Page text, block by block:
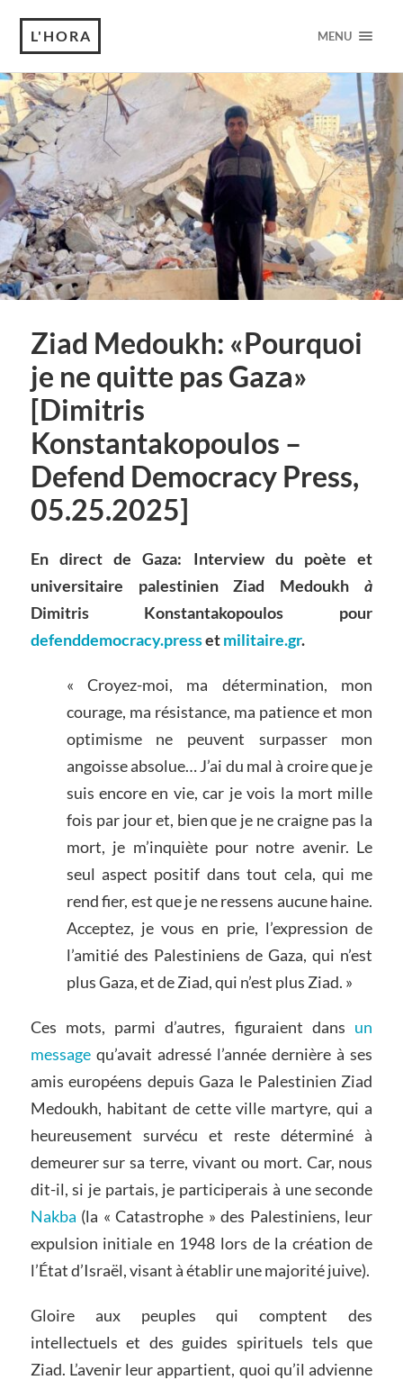
L'HORA MENU
Ziad Medoukh: «Pourquoi
je ne quitte pas Gaza»
[Dimitris
Konstantakopoulos –
Defend Democracy Press,
05.25.2025]
En direct de Gaza: Interview du poète et
universitaire palestinien Ziad Medoukhà
Dimitris Konstantakopoulos pour
defenddemocracy.pressetmilitaire.gr.
« Croyez-moi, ma détermination, mon
courage, ma résistance, ma patience et mon
optimisme ne peuvent surpasser mon
angoisse absolue… J’ai du mal à croire que je
suis encore en vie, car je vois la mort mille
fois par jour et, bien que je ne craigne pas la
mort, je m’inquiète pour notre avenir. Le
seul aspect positif dans tout cela, qui me
rend fier, est que je ne ressens aucune haine.
Acceptez, je vous en prie, l’expression de
l’amitié des Palestiniens de Gaza, qui n’est
plus Gaza, et de Ziad, qui n’est plus Ziad. »
Ces mots, parmi d’autres, figuraient dans un
messagequ’avait adressé l’année dernière à ses
amis européens depuis Gaza le Palestinien Ziad
Medoukh, habitant de cette ville martyre, qui a
heureusement survécu et reste déterminé à
demeurer sur sa terre, vivant ou mort. Car, nous
dit-il, si je partais, je participerais à une seconde
Nakba (la « Catastrophe » des Palestiniens, leur
expulsion initiale en 1948 lors de la création de
l’État d’Israël, visant à établir une majorité juive).
Gloire aux peuples qui comptent des
intellectuels et des guides spirituels tels que
Ziad. L’avenir leur appartient, quoi qu’il advienne